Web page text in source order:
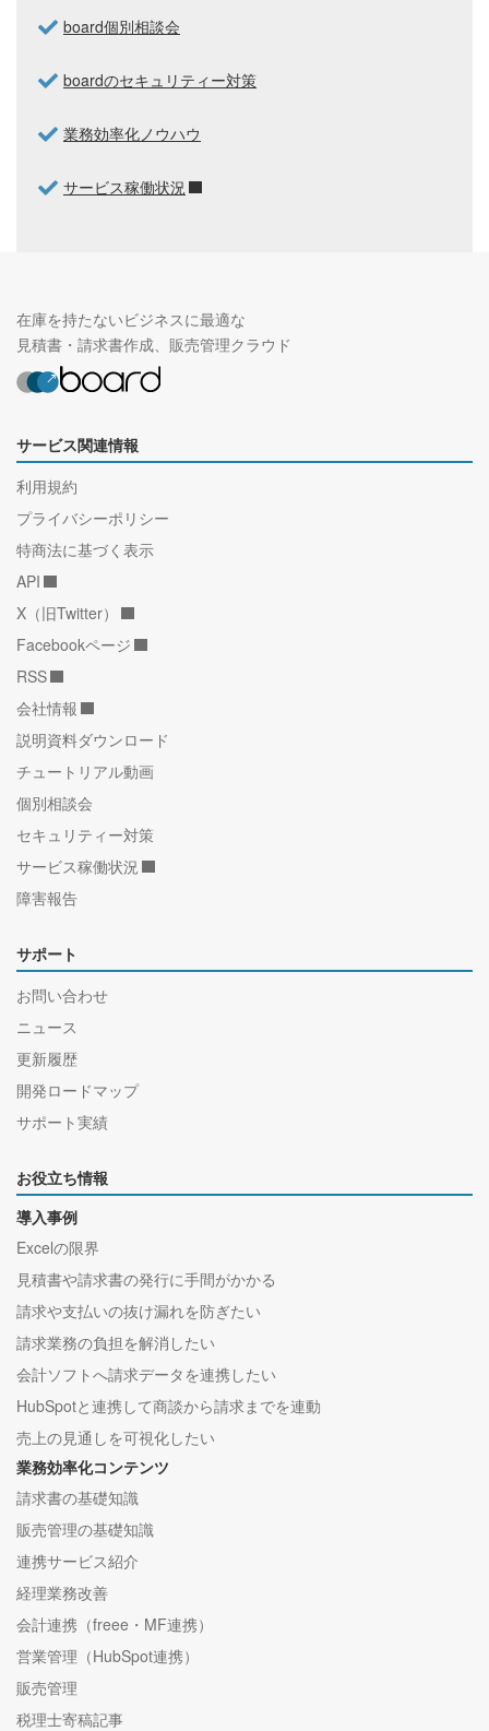
board個別相談会
boardのセキュリティー対策
業務効率化ノウハウ
サービス稼働状況
在庫を持たないビジネスに最適な
見積書・請求書作成、販売管理クラウド
サービス関連情報
利用規約
プライバシーポリシー
特商法に基づく表示
API
X（旧Twitter）
Facebookページ
RSS
会社情報
説明資料ダウンロード
チュートリアル動画
個別相談会
セキュリティー対策
サービス稼働状況
障害報告
サポート
お問い合わせ
ニュース
更新履歴
開発ロードマップ
サポート実績
お役立ち情報
導入事例
Excelの限界
見積書や請求書の発行に手間がかかる
請求や支払いの抜け漏れを防ぎたい
請求業務の負担を解消したい
会計ソフトへ請求データを連携したい
HubSpotと連携して商談から請求までを連動
売上の見通しを可視化したい
業務効率化コンテンツ
請求書の基礎知識
販売管理の基礎知識
連携サービス紹介
経理業務改善
会計連携（freee・MF連携）
営業管理（HubSpot連携）
販売管理
税理士寄稿記事